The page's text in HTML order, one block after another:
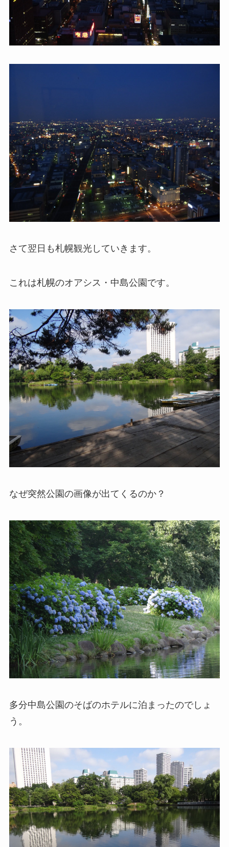
さて翌日も札幌観光していきます。
これは札幌のオアシス・中島公園です。
なぜ突然公園の画像が出てくるのか？
多分中島公園のそばのホテルに泊まったのでしょ
う。